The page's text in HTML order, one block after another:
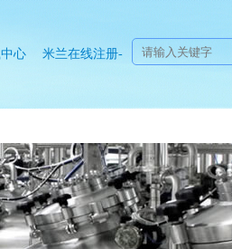
心 米兰在线注册-
米兰(中国)